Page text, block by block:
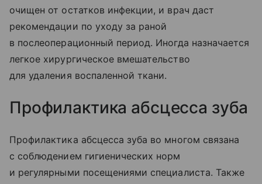
очищен от остатков инфекции, и врач даст
рекомендации по уходу за раной
в послеоперационный период. Иногда назначается
легкое хирургическое вмешательство
для удаления воспаленной ткани.
Профилактика абсцесса зуба
Профилактика абсцесса зуба во многом связана
с соблюдением гигиенических норм
и регулярными посещениями специалиста. Также